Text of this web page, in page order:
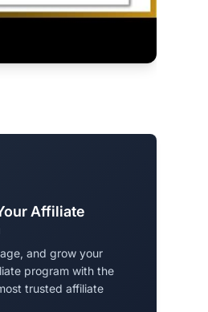
Affiliate
and grow your
program with the
trusted affiliate